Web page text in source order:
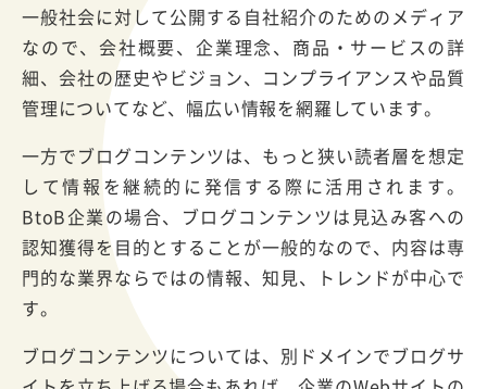
一般社会に対して公開する自社紹介のためのメディア
なので、会社概要、企業理念、商品・サービスの詳
細、会社の歴史やビジョン、コンプライアンスや品質
管理についてなど、幅広い情報を網羅しています。
一方でブログコンテンツは、もっと狭い読者層を想定
して情報を継続的に発信する際に活用されます。
BtoB企業の場合、ブログコンテンツは見込み客への
認知獲得を目的とすることが一般的なので、内容は専
門的な業界ならではの情報、知見、トレンドが中心で
す。
ブログコンテンツについては、別ドメインでブログサ